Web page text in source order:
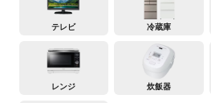
テレビ 冷蔵庫
レンジ 炊飯器